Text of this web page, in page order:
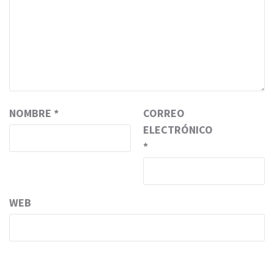
NOMBRE *
CORREO
ELECTRÓNICO
*
WEB